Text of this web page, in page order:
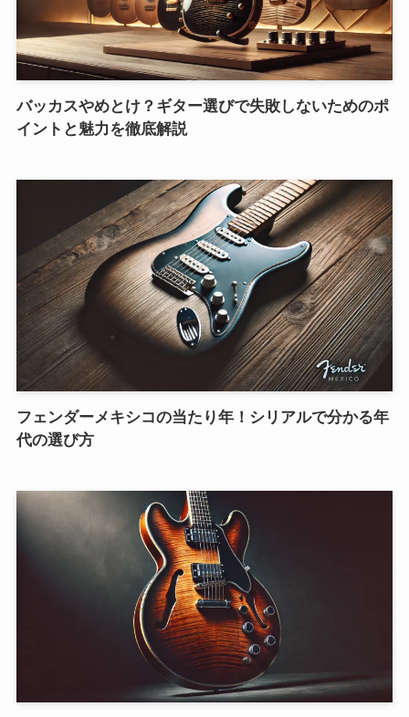
バッカスやめとけ？ギター選びで失敗しないためのポ
イントと魅力を徹底解説
フェンダーメキシコの当たり年！シリアルで分かる年
代の選び方